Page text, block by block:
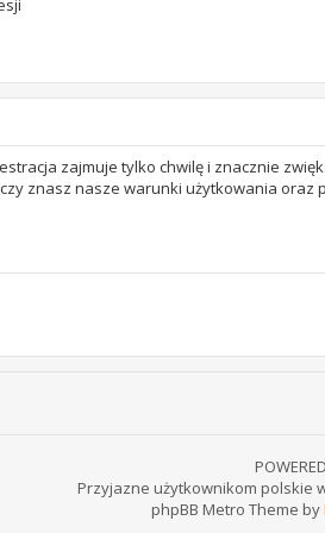
zajmuje tylko chwilę i znacznie
znasz nasze warunki użytkowania
Przyjazne użytkownikom polskie
phpBB Metro Theme by